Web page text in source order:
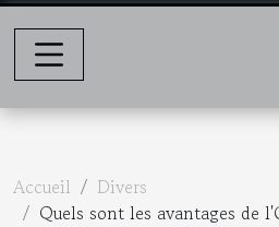
Accueil
Divers
Quels sont les avantages de